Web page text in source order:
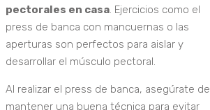
pectorales en casa. Ejercicios como el
press de banca con mancuernas o las
aperturas son perfectos para aislar y
desarrollar el músculo pectoral.
Al realizar el press de banca, asegúrate de
mantener una buena técnica para evitar